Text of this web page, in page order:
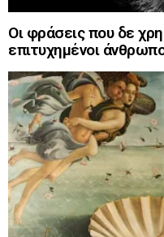
Οι φράσεις που δε
επιτυχημένοι